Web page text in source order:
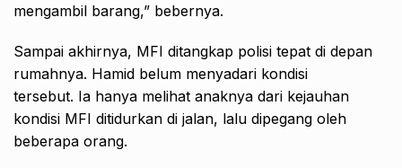
mengambil barang,” bebernya.
Sampai akhirnya, MFI ditangkap polisi tepat di depan
rumahnya. Hamid belum menyadari kondisi
tersebut. Ia hanya melihat anaknya dari kejauhan
kondisi MFI ditidurkan di jalan, lalu dipegang oleh
beberapa orang.